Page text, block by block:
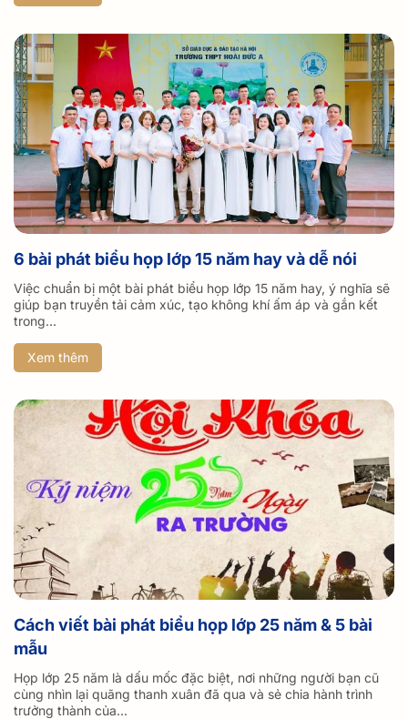
6 bài phát biểu họp lớp 15 năm hay và dễ nói
Việc chuẩn bị một bài phát biểu họp lớp 15 năm hay, ý nghĩa sẽ
giúp bạn truyền tải cảm xúc, tạo không khí ấm áp và gắn kết
trong...
Xem thêm
Cách viết bài phát biểu họp lớp 25 năm & 5 bài
mẫu
Họp lớp 25 năm là dấu mốc đặc biệt, nơi những người bạn cũ
cùng nhìn lại quãng thanh xuân đã qua và sẻ chia hành trình
trưởng thành của...